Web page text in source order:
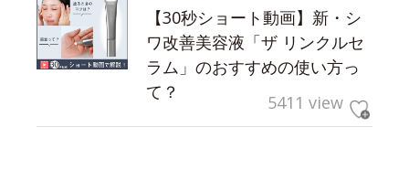
【30秒ショート動画】新・シ
ワ改善美容液「ザ リンクルセ
ラム」のおすすめの使い方っ
て？
5411 view